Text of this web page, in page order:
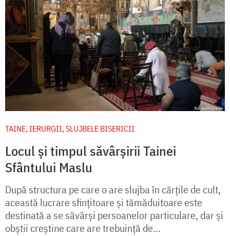
TAINE, IERURGII, SLUJBELE BISERICII
Locul și timpul săvârșirii Tainei
Sfântului Maslu
După structura pe care o are slujba în cărțile de cult,
această lucrare sfințitoare și tămăduitoare este
destinată a se săvârși persoanelor particulare, dar și
obștii creștine care are trebuință de...